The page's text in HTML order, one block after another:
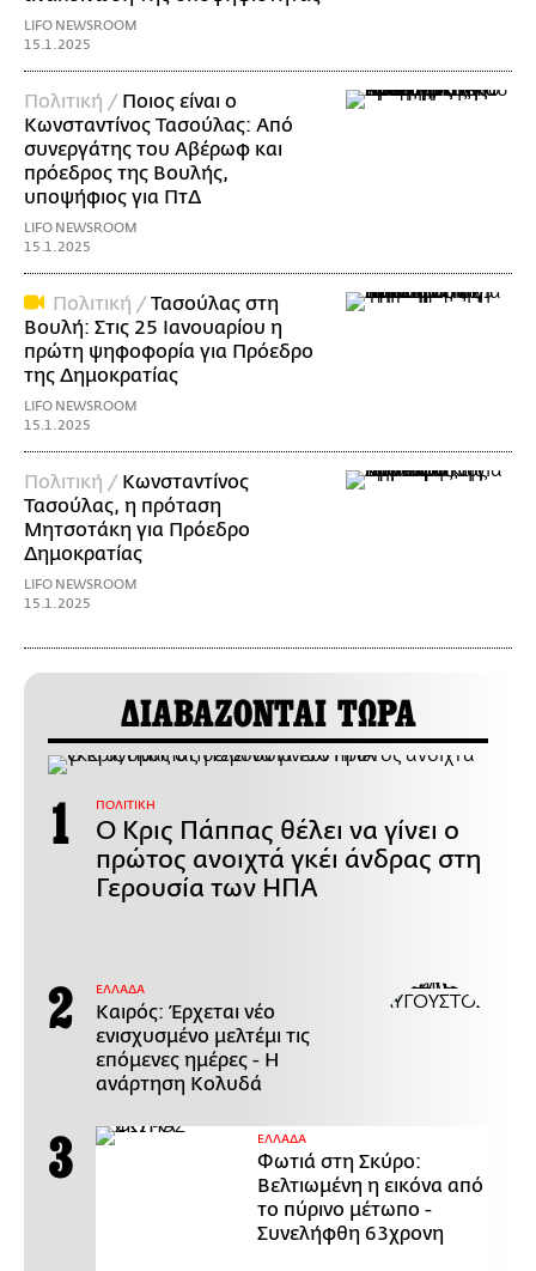
LIFO NEWSROOM
15.1.2025
Πολιτική / Ποιος είναι ο
Κωνσταντίνος Τασούλας: Από
συνεργάτης του Αβέρωφ και
πρόεδρος της Βουλής,
υποψήφιος για ΠτΔ
LIFO NEWSROOM
15.1.2025
Πολιτική / Τασούλας στη
Βουλή: Στις 25 Ιανουαρίου η
πρώτη ψηφοφορία για Πρόεδρο
της Δημοκρατίας
LIFO NEWSROOM
15.1.2025
Πολιτική / Κωνσταντίνος
Τασούλας, η πρόταση
Μητσοτάκη για Πρόεδρο
Δημοκρατίας
LIFO NEWSROOM
15.1.2025
ΔΙΑΒΑΖΟΝΤΑΙ ΤΩΡΑ
ΠΟΛΙΤΙΚΗ
Ο Κρις Πάππας θέλει να γίνει ο
πρώτος ανοιχτά γκέι άνδρας στη
Γερουσία των ΗΠΑ
ΕΛΛΑΔΑ
Καιρός: Έρχεται νέο
ενισχυσμένο μελτέμι τις
επόμενες ημέρες - Η
ανάρτηση Κολυδά
ΕΛΛΑΔΑ
Φωτιά στη Σκύρο:
Βελτιωμένη η εικόνα από
το πύρινο μέτωπο -
Συνελήφθη 63χρονη